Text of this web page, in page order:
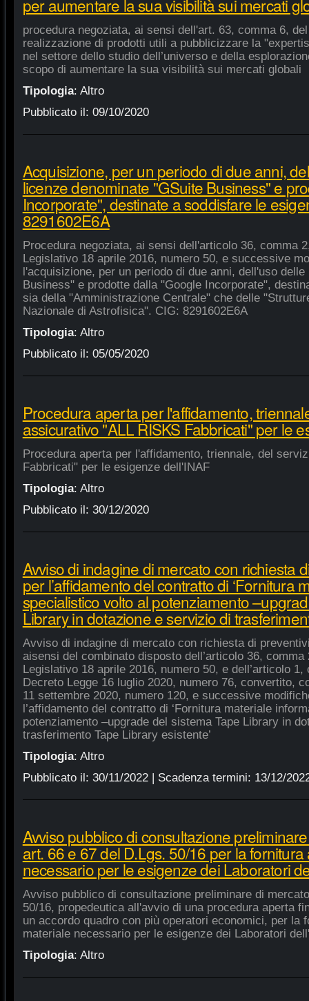
per aumentare la sua visibilità sui mercati
procedura negoziata, ai sensi dell'art. 63, comma 6,
realizzazione di prodotti utili a pubblicizzare la
nel settore dello studio dell’universo e della
scopo di aumentare la sua visibilità sui mercati globali
Tipologia: Altro
Pubblicato il: 09/10/2020
Acquisizione, per un periodo di due anni,
licenze denominate "GSuite Business" e
Incorporate", destinate a soddisfare le
8291602E6A
Procedura negoziata, ai sensi dell'articolo 36, comma
Legislativo 18 aprile 2016, numero 50, e successive
l'acquisizione, per un periodo di due anni, dell'uso
Business" e prodotte dalla "Google Incorporate",
sia della "Amministrazione Centrale" che delle
Nazionale di Astrofisica". CIG: 8291602E6A
Tipologia: Altro
Pubblicato il: 05/05/2020
Procedura aperta per l'affidamento,
assicurativo "ALL RISKS Fabbricati" per le
Procedura aperta per l'affidamento, triennale, del
Fabbricati" per le esigenze dell'INAF
Tipologia: Altro
Pubblicato il: 30/12/2020
Avviso di indagine di mercato con richiesta
per l’affidamento del contratto di ‘Fornitura
specialistico volto al potenziamento
Library in dotazione e servizio di
Avviso di indagine di mercato con richiesta di
aisensi del combinato disposto dell’articolo 36,
Legislativo 18 aprile 2016, numero 50, e dell’articolo
Decreto Legge 16 luglio 2020, numero 76, convertito,
11 settembre 2020, numero 120, e successive
l’affidamento del contratto di ‘Fornitura materiale
potenziamento –upgrade del sistema Tape Library in
trasferimento Tape Library esistente’
Tipologia: Altro
Pubblicato il: 30/11/2022| Scadenza termini: 13/12/
Avviso pubblico di consultazione
art. 66 e 67 del D.Lgs. 50/16 per la
necessario per le esigenze dei Laboratori
Avviso pubblico di consultazione preliminare di
50/16, propedeutica all'avvio di una procedura aperta
un accordo quadro con più operatori economici, per la
materiale necessario per le esigenze dei Laboratori
Tipologia: Altro